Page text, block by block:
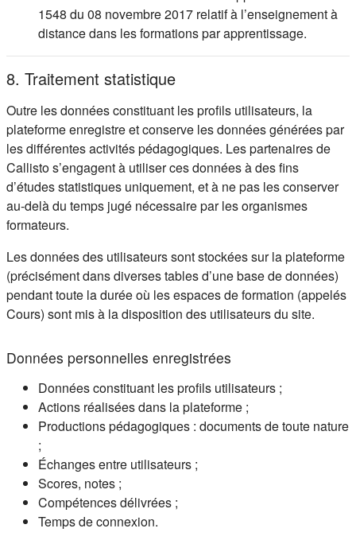
1548 du 08 novembre 2017 relatif à l’enseignement à
distance dans les formations par apprentissage.
8. Traitement statistique
Outre les données constituant les profils utilisateurs, la
plateforme enregistre et conserve les données générées par
les différentes activités pédagogiques. Les partenaires de
Callisto s’engagent à utiliser ces données à des fins
d’études statistiques uniquement, et à ne pas les conserver
au-delà du temps jugé nécessaire par les organismes
formateurs.
Les données des utilisateurs sont stockées sur la plateforme
(précisément dans diverses tables d’une base de données)
pendant toute la durée où les espaces de formation (appelés
Cours) sont mis à la disposition des utilisateurs du site.
Données personnelles enregistrées
Données constituant les profils utilisateurs ;
Actions réalisées dans la plateforme ;
Productions pédagogiques : documents de toute nature
;
Échanges entre utilisateurs ;
Scores, notes ;
Compétences délivrées ;
Temps de connexion.